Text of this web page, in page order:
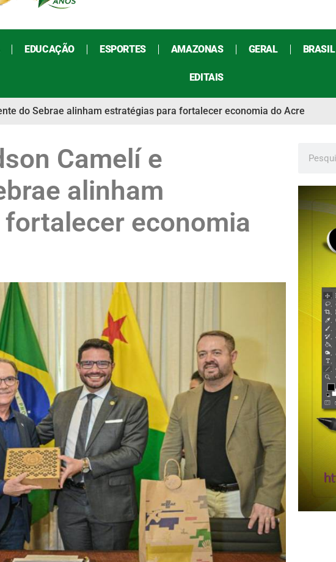
EDUCAÇÃO ESPORTES AMAZONAS GERAL BRASIL
EDITAIS
do Sebrae alinham estratégias para fortalecer economia do Acre
Camelí e
alinham
economia